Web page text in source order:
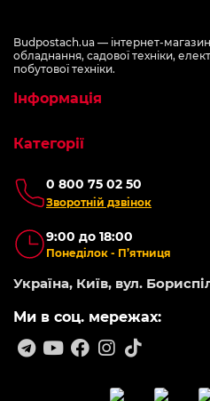
Budpostach.ua — інтернет-
обладнання, садової техніки,
побутової техніки.
0 800 75 02 50
Зворотній дзвінок
9:00 до 18:00
Понеділок - П’ятниця
Україна, Київ, вул.
Ми в соц. мережах:
Інформація
Категорії